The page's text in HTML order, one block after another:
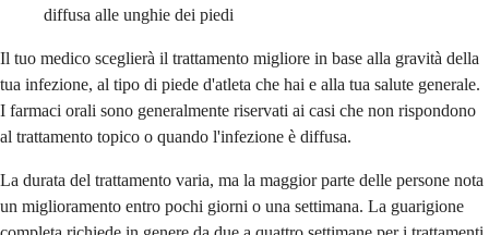
diffusa alle unghie dei piedi
Il tuo medico sceglierà il trattamento migliore in base alla gravità della
tua infezione, al tipo di piede d'atleta che hai e alla tua salute generale.
I farmaci orali sono generalmente riservati ai casi che non rispondono
al trattamento topico o quando l'infezione è diffusa.
La durata del trattamento varia, ma la maggior parte delle persone nota
un miglioramento entro pochi giorni o una settimana. La guarigione